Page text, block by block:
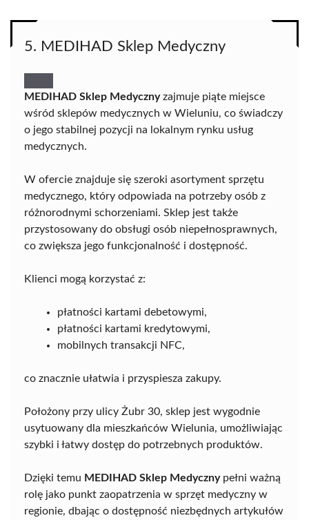
5. MEDIHAD Sklep Medyczny
MEDIHAD Sklep Medycznyzajmuje piąte miejsce
wśród sklepów medycznych w Wieluniu, co świadczy
o jego stabilnej pozycji na lokalnym rynku usług
medycznych.
W ofercie znajduje się szeroki asortyment sprzętu
medycznego, który odpowiada na potrzeby osób z
różnorodnymi schorzeniami. Sklep jest także
przystosowany do obsługi osób niepełnosprawnych,
co zwiększa jego funkcjonalność i dostępność.
Klienci mogą korzystać z:
płatności kartami debetowymi,
płatności kartami kredytowymi,
mobilnych transakcji NFC,
co znacznie ułatwia i przyspiesza zakupy.
Położony przy ulicy Żubr 30, sklep jest wygodnie
usytuowany dla mieszkańców Wielunia, umożliwiając
szybki i łatwy dostęp do potrzebnych produktów.
Dzięki temu MEDIHAD Sklep Medycznypełni ważną
rolę jako punkt zaopatrzenia w sprzęt medyczny w
regionie, dbając o dostępność niezbędnych artykułów